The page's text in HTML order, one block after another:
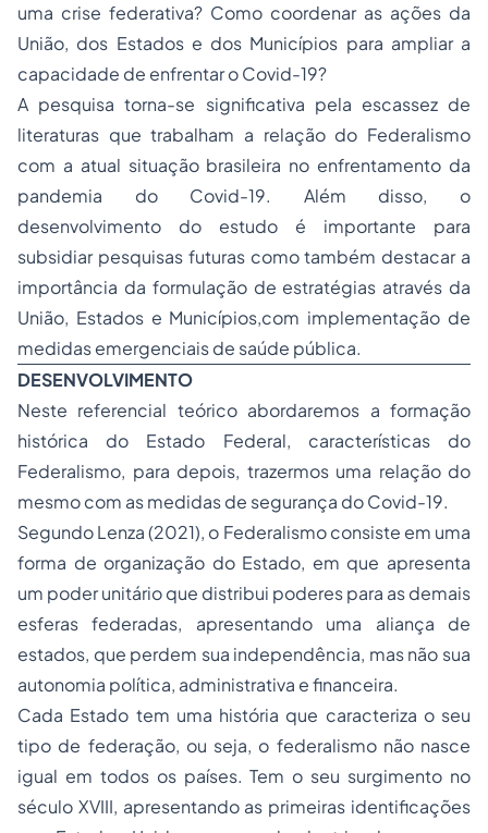
uma crise federativa? Como coordenar as ações da
União, dos Estados e dos Municípios para ampliar a
capacidade de enfrentar o Covid-19?
A pesquisa torna-se significativa pela escassez de
literaturas que trabalham a relação do Federalismo
com a atual situação brasileira no enfrentamento da
pandemia do Covid-19. Além disso, o
desenvolvimento do estudo é importante para
subsidiar pesquisas futuras como também destacar a
importância da formulação de estratégias através da
União, Estados e Municípios,com implementação de
medidas emergenciais de saúde pública.
DESENVOLVIMENTO
Neste referencial teórico abordaremos a formação
histórica do Estado Federal, características do
Federalismo, para depois, trazermos uma relação do
mesmo com as medidas de segurança do Covid-19.
Segundo Lenza (2021), o Federalismo consiste em uma
forma de organização do Estado, em que apresenta
um poder unitário que distribui poderes para as demais
esferas federadas, apresentando uma aliança de
estados, que perdem sua independência, mas não sua
autonomia política, administrativa e financeira.
Cada Estado tem uma história que caracteriza o seu
tipo de federação, ou seja, o federalismo não nasce
igual em todos os países. Tem o seu surgimento no
século XVIII, apresentando as primeiras identificações